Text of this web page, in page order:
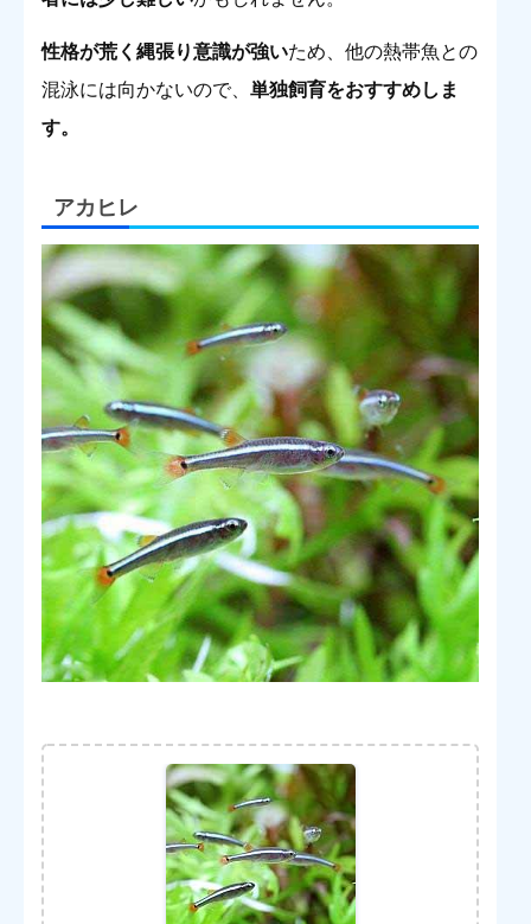
性格が荒く縄張り意識が強いため、他の熱帯魚との
混泳には向かないので、 単独飼育をおすすめしま
す。
アカヒレ